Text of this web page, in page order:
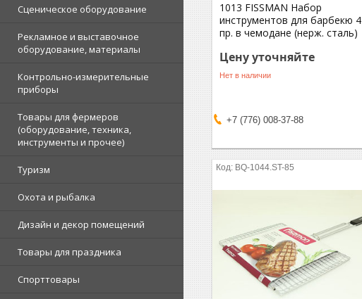
Сценическое оборудование
Рекламное и выставочное
оборудование, материалы
Контрольно-измерительные
приборы
Товары для фермеров
(оборудование, техника,
инструменты и прочее)
Туризм
Охота и рыбалка
Дизайн и декор помещений
Товары для праздника
Спорттовары
1013 FISSMAN Набор
инструментов для барбекю 4
пр. в чемодане (нерж. сталь)
Цену уточняйте
Нет в наличии
+7 (776) 008-37-88
BQ-1044.ST-85